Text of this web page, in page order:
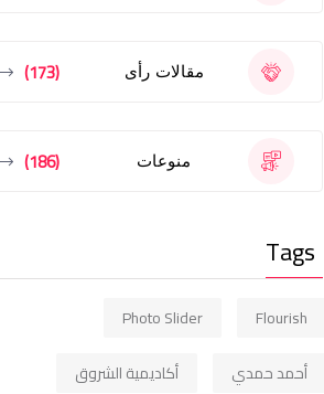
مقالات رأى (173)
منوعات (186)
Tags
Flourish
Photo Slider
أحمد حمدي
أكاديمية الشروق